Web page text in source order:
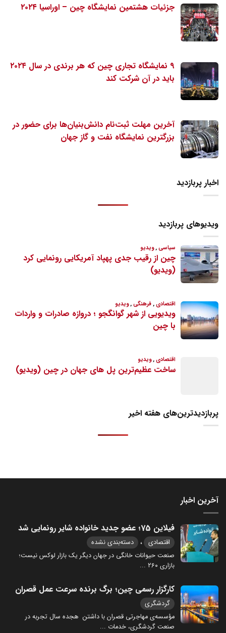
جزئیات هشتمین نمایشگاه چین – اوراسیا ۲۰۲۴
۹ نمایشگاه تجاری چین که هر برندی در سال ۲۰۲۴
باید در آن شرکت کند
آخرین مهلت ثبت‌نام دانش‌بنیان‌ها برای حضور در
بزرگترین نمایشگاه نفت و گاز جهان
اخبار پربازدید
ویدیوهای پربازدید
پربازدیدترین‌های هفته اخیر
آخرین اخبار
فیلاین 75؛ عضو جدید خانواده شایر رونمایی شد
اقتصادی ، دسته‌بندی نشده
صنعت حیوانات خانگی در جهان دیگر یک بازار لوکس نیست؛
بازاری ۲۶۰
...
کارگزار رسمی چین؛ برگ برنده سرعت عمل قصران
گردشگری
مؤسسه‌ی مهاجرتی قصران با داشتن هجده سال تجربه در
صنعت گردشگری، خدمات ...